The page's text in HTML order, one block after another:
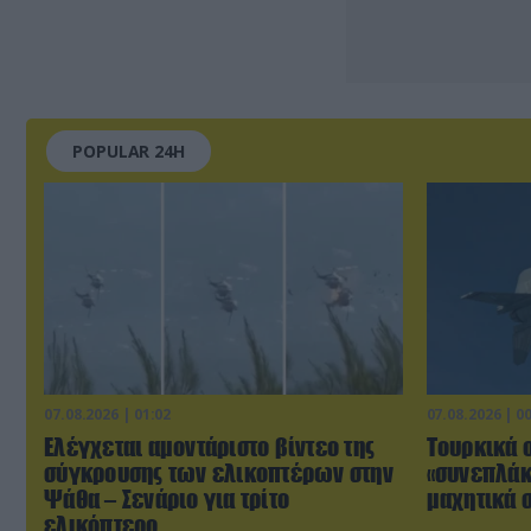
POPULAR 24H
07.08.2026 | 01:02
Ελέγχεται αμοντάριστο βίντεο της
σύγκρουσης των ελικοπτέρων στην
Ψάθα – Σενάριο για τρίτο
ελικόπτερο
07.08.2026 |
Τουρκικά
μαχητικά